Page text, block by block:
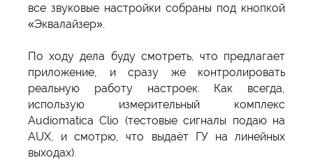
все звуковые настройки собраны под кнопкой
«Эквалайзер».
По ходу дела буду смотреть, что предлагает
приложение, и сразу же контролировать
реальную работу настроек. Как всегда,
использую измерительный комплекс
Audiomatica Clio (тестовые сигналы подаю на
AUX, и смотрю, что выдаёт ГУ на линейных
выходах).